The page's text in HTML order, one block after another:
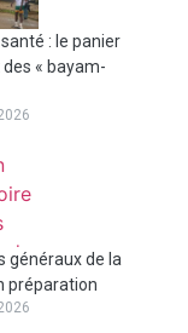
: le panier
« bayam-
généraux de la
préparation